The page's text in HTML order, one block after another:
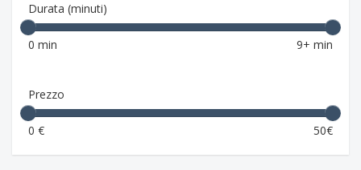
Durata (minuti)
0 min 9+ min
Prezzo
0 € 50€